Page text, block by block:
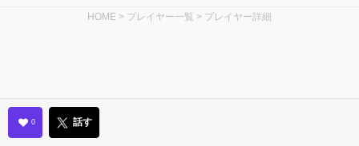
HOME > プレイヤー一覧 > プレイヤー詳細
0 話す